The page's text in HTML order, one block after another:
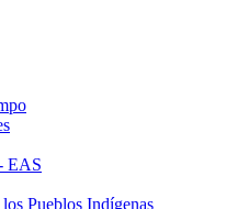
EAS
Pueblos Indígenas